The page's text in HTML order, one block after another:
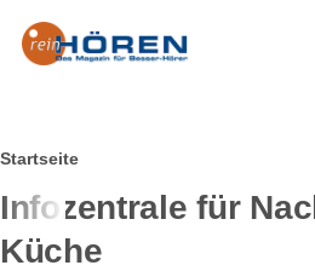
Pfadnavigation
Startseite
Infozentrale für
Küche